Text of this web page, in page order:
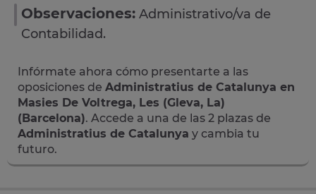
Observaciones: Administrativo/va de
Contabilidad.
Infórmate ahora cómo presentarte a las
oposiciones de Administratius de Catalunya en
Masies De Voltrega, Les (Gleva, La)
(Barcelona). Accede a una de las 2 plazas de
Administratius de Catalunya y cambia tu
futuro.